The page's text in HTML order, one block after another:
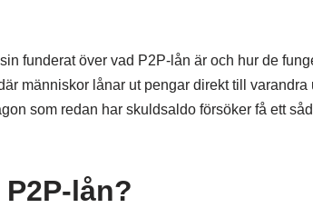
funderat över vad P2P-lån är och hur de
människor lånar ut pengar direkt till
som redan har skuldsaldo försöker få ett
P2P-lån?